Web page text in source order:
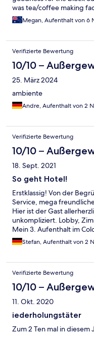
was tea/coffee making
Megan, Aufenthalt von 6
Verifizierte Bewertung
10/10 –
25. März 2024
ambiente
Andre, Aufenthalt von 2
Verifizierte Bewertung
10/10 –
18. Sept. 2021
So geht Hotel!
Erstklassig! Von der
Service, mega
Hier ist der Gast
unkompliziert. Lobby,
Mein 3. Aufenthalt im
nächsten Aufenthalt im
das gesamte Team. Sie
Stefan, Aufenthalt von 2
Verifizierte Bewertung
10/10 –
11. Okt. 2020
iederholungstäter
Zum 2 Ten mal in diesem